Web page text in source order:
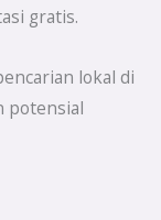
gratis.
lokal di
potensial